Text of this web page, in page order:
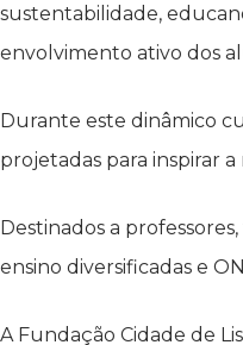
sustentabilidade,
envolvimento ativo dos
Durante este dinâmico
projetadas para inspirar
Destinados a
ensino diversificadas e
A Fundação Cidade de